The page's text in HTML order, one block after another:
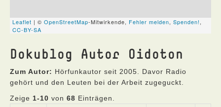
Dokublog Autor Oidoton
Zum Autor: Hörfunkautor seit 2005. Davor Radio
gehört und den Leuten bei der Arbeit zugeguckt.
Zeige 1-10 von 68 Einträgen.